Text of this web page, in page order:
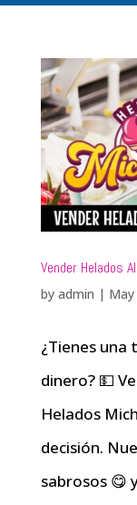
Vender Helados
by admin |
¿Tienes una
dinero? 💵
Helados
decisión.
sabrosos 😋